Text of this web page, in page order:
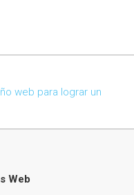
web para lograr un
Web